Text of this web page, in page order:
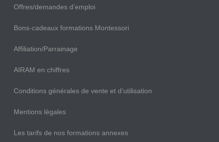
Offres/demandes d’emploi
Bons-cadeaux formations Montessori
Affiliation/Parrainage
AIRAM en chiffres
Conditions générales de vente et d’utilisation
Mentions légales
Les tarifs de nos formations annexes